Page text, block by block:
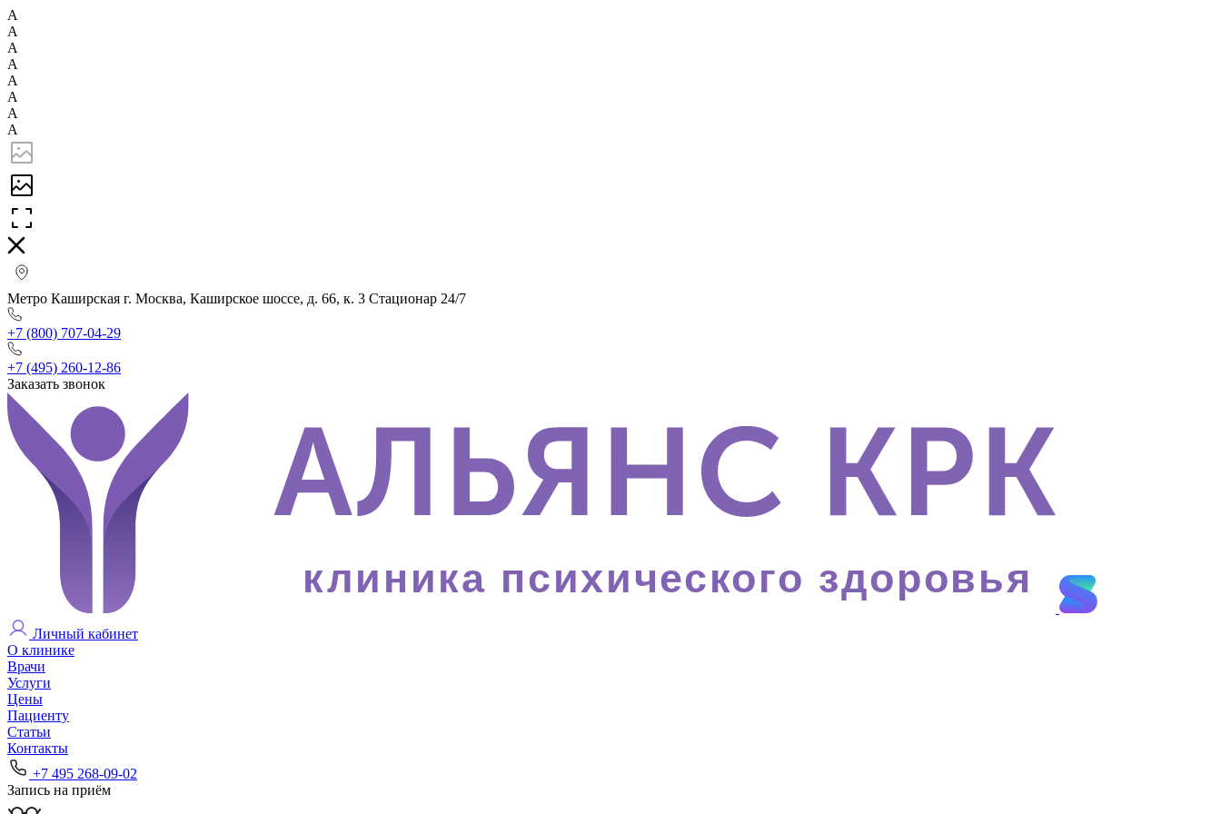
А
А
А
А
А
А
А
А
Метро Каширская г. Москва, Каширское шоссе, д. 66, к. 3 Стационар 24/7
+7 (800) 707-04-29
+7 (495) 260-12-86
Заказать звонок
клиника психического здоровья
Личный кабинет
О клинике
Врачи
Услуги
Цены
Пациенту
Статьи
Контакты
+7 495 268-09-02
Запись на приём